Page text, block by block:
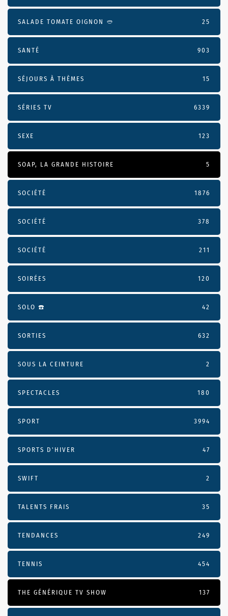
SALADE TOMATE OIGNON 🥙 25
SANTÉ 903
SÉJOURS À THÈMES 15
SÉRIES TV 6339
SEXE 123
SOAP, LA GRANDE HISTOIRE 5
SOCIÉTÉ 1876
SOCIÉTÉ 378
SOCIÉTÉ 211
SOIRÉES 120
SOLO ☎️ 42
SORTIES 632
SOUS LA CEINTURE 2
SPECTACLES 180
SPORT 3994
SPORTS D'HIVER 47
SWIFT 2
TALENTS FRAIS 35
TENDANCES 249
TENNIS 454
THE GÉNÉRIQUE TV SHOW 137